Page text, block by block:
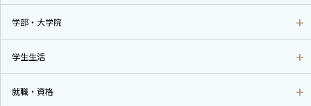
学部・大学院
学生生活
就職・資格